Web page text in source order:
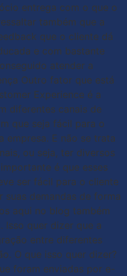
entrega com o que o
também que a
que o cliente dá
e com bastante
atender a
Outro fator que está
Experience é a
diferentes canais de
que seja fácil para o
empresa. E não se trata
ou seja, ter diversos
é que esses
ser fácil para o cliente
demandas de forma
aqui no blog também
Isso quer dizer que a
entre diferentes
O que isso quer dizer?
foram enviadas por e-